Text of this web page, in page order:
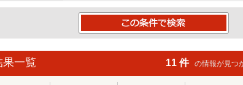
この条件で検索
果一覧 11 件 の情報が見つ